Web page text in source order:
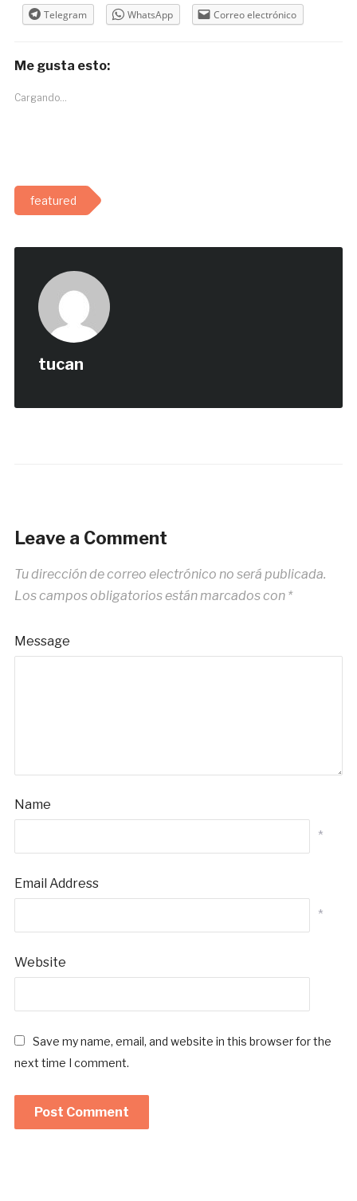
Telegram
WhatsApp Correo electrónico
Me gusta esto:
Cargando...
featured
tucan
Leave a Comment
Tu dirección de correo electrónico no será publicada.
Los campos obligatorios están marcados con *
Message
Name
*
Email Address
*
Website
Save my name, email, and website in this browser for the
next time I comment.